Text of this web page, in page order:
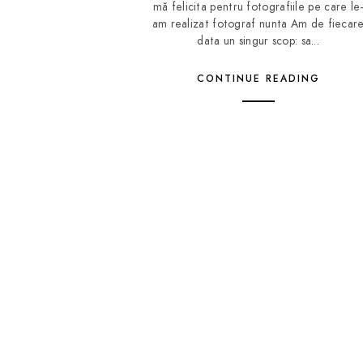
mă felicita pentru fotografiile pe care le-
am realizat fotograf nunta Am de fiecare
data un singur scop: sa...
CONTINUE READING